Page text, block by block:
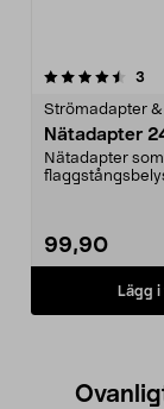
3
Strömadapter
Nätadapter
Nätadapter som
99,90
Lägg